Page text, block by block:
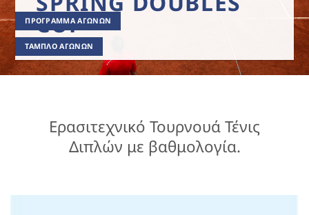
CUP
ΠΡΟΓΡΑΜΜΑ ΑΓΩΝΩΝ
ΤΑΜΠΛΟ ΑΓΩΝΩΝ
Ερασιτεχνικό Τουρνουά Τένις
Διπλών με βαθμολογία.